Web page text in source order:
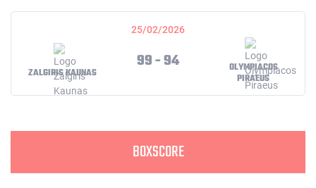
25/02/2026
ZALGIRIS KAUNAS
99 - 94
OLYMPIACOS
PIRAEUS
BOXSCORE